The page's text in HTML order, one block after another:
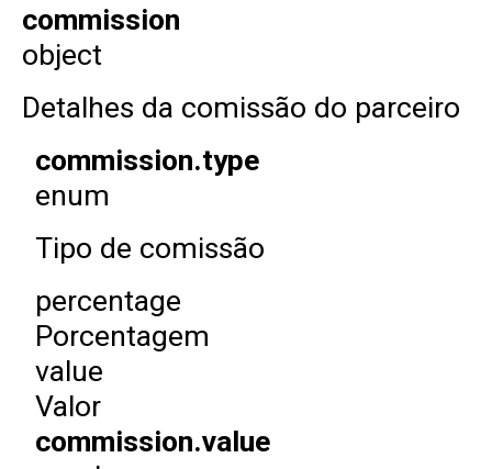
commission
object
Detalhes da comissão do parceiro
commission.type
enum
Tipo de comissão
percentage
Porcentagem
value
Valor
commission.value